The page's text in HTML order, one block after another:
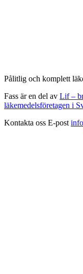
Pålitlig och komplett
Fass är en del av Lif –
läkemedelsföretagen i
Kontakta oss E-post